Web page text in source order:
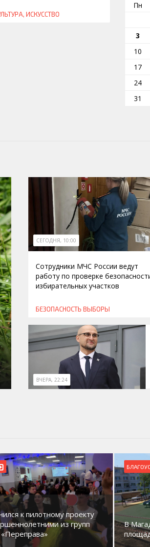
ИСКУССТВО
Пн
3
10
17
24
31
СЕГОДНЯ, 10:00
Сотрудники МЧС России ведут
работу по проверке
избирательных участков
БЕЗОПАСНОСТЬ ВЫБОРЫ
ВЧЕРА, 22:24
к пилотному проекту
из групп
В